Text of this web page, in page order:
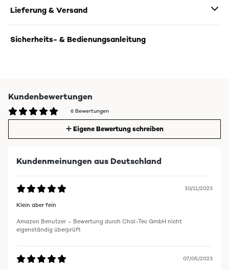
Lieferung & Versand
Sicherheits- & Bedienungsanleitung
Kundenbewertungen
6 Bewertungen
Eigene Bewertung schreiben
Kundenmeinungen aus Deutschland
30/11/2023
Klein aber fein
Amazon Benutzer – Bewertung durch Chal-Tec GmbH nicht
eigenständig überprüft
07/05/2023